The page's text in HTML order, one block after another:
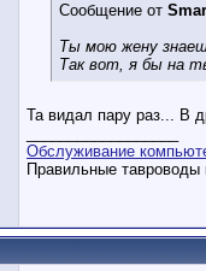
Сообщение от
Ты мою жену
Так вот, я бы на
Та видал пару раз... В
Обслуживание
Правильные тавроводы